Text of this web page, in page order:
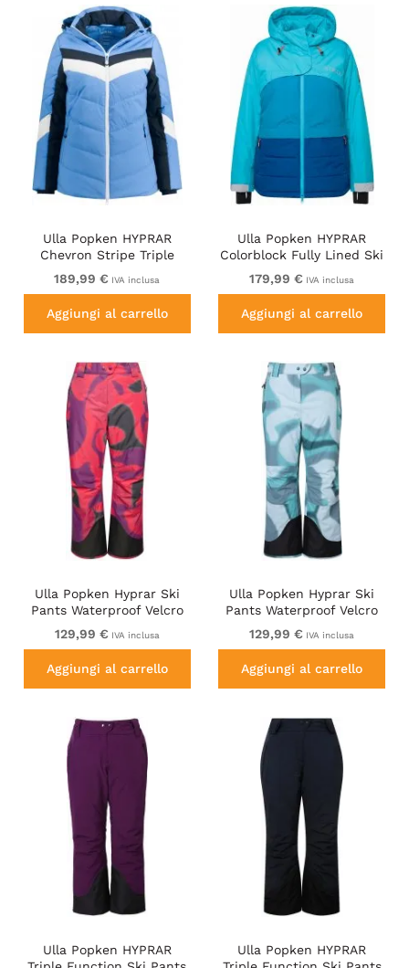
Ulla Popken HYPRAR
Chevron Stripe Triple
Function Quilted Fully
Lined Ski Jacket Pastel
189,99 € IVA inclusa
Aggiungi al carrello
Ulla Popken HYPRAR
Colorblock Fully Lined Ski
Jacket Bright Turquoise
179,99 € IVA inclusa
Aggiungi al carrello
Ulla Popken Hyprar Ski
Pants Waterproof Velcro
Closure Shaped Knees
Berry Pink
129,99 € IVA inclusa
Aggiungi al carrello
Ulla Popken Hyprar Ski
Pants Waterproof Velcro
Closure Shaped Knees Ice
Green
129,99 € IVA inclusa
Aggiungi al carrello
Ulla Popken HYPRAR
Ulla Popken HYPRAR